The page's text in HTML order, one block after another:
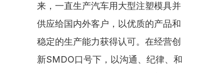
来，一直生产汽车用大型注塑模具并
供应给国内外客户，以优质的产品和
稳定的生产能力获得认可。在经营创
新SMDO口号下，以沟通、纪律、和